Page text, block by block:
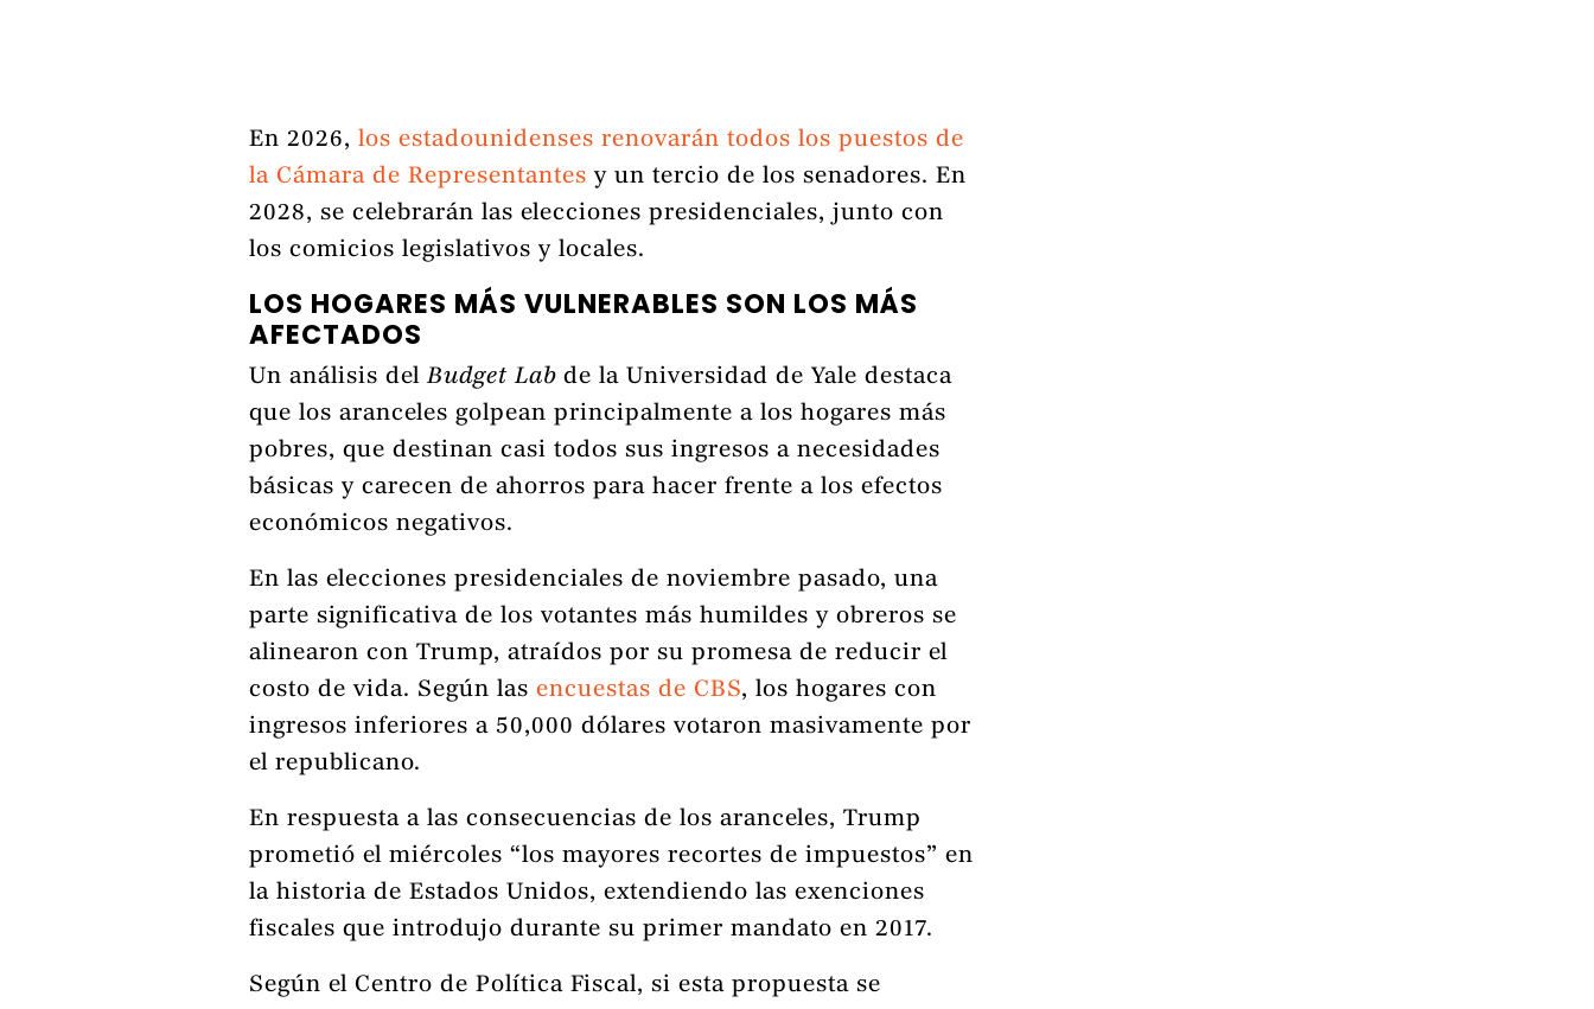
En 2026, los estadounidenses renovarán todos los puestos de
la Cámara de Representantes y un tercio de los senadores. En
2028, se celebrarán las elecciones presidenciales, junto con
los comicios legislativos y locales.
LOS HOGARES MÁS VULNERABLES SON LOS MÁS
AFECTADOS
Un análisis delBudget Lab de la Universidad de Yale destaca
que los aranceles golpean principalmente a los hogares más
pobres, que destinan casi todos sus ingresos a necesidades
básicas y carecen de ahorros para hacer frente a los efectos
económicos negativos.
En las elecciones presidenciales de noviembre pasado, una
parte significativa de los votantes más humildes y obreros se
alinearon con Trump, atraídos por su promesa de reducir el
costo de vida. Según las encuestas de CBS, los hogares con
ingresos inferiores a 50,000 dólares votaron masivamente por
el republicano.
En respuesta a las consecuencias de los aranceles, Trump
prometió el miércoles “los mayores recortes de impuestos” en
la historia de Estados Unidos, extendiendo las exenciones
fiscales que introdujo durante su primer mandato en 2017.
Según el Centro de Política Fiscal, si esta propuesta se